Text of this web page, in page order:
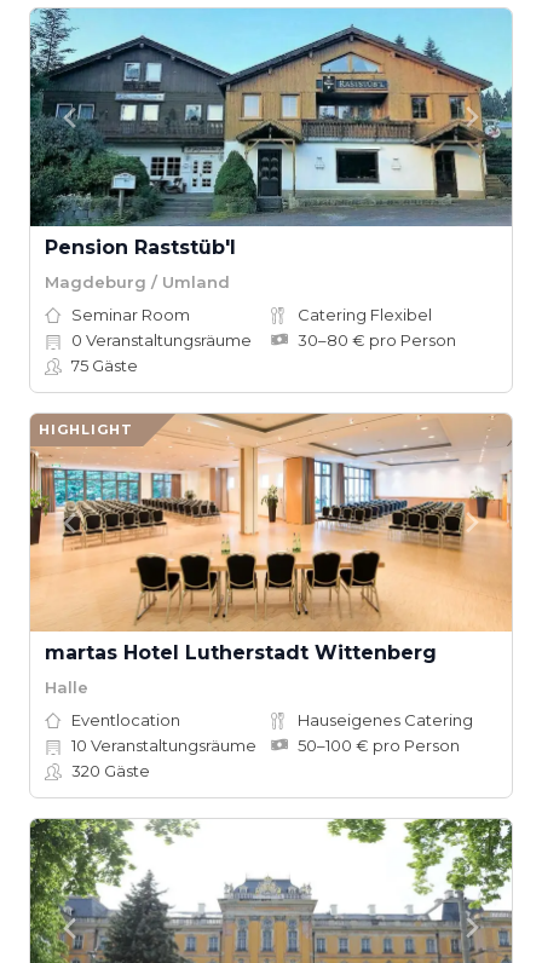
Pension Raststüb'l
Magdeburg / Umland
Seminar Room
Catering Flexibel
0 Veranstaltungsräume
30–80 € pro Person
75 Gäste
HIGHLIGHT
martas Hotel Lutherstadt Wittenberg
Halle
Eventlocation
Hauseigenes Catering
10 Veranstaltungsräume
50–100 € pro Person
320 Gäste